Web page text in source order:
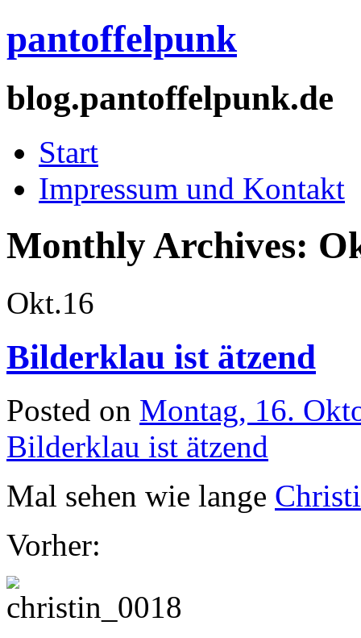
pantoffelpunk
blog.pantoffelpunk.de
Start
Impressum und Kontakt
Monthly Archives:
Okt.16
Bilderklau ist ätzend
Posted on Montag, 16.
Bilderklau ist ätzend
Mal sehen wie lange
Vorher: